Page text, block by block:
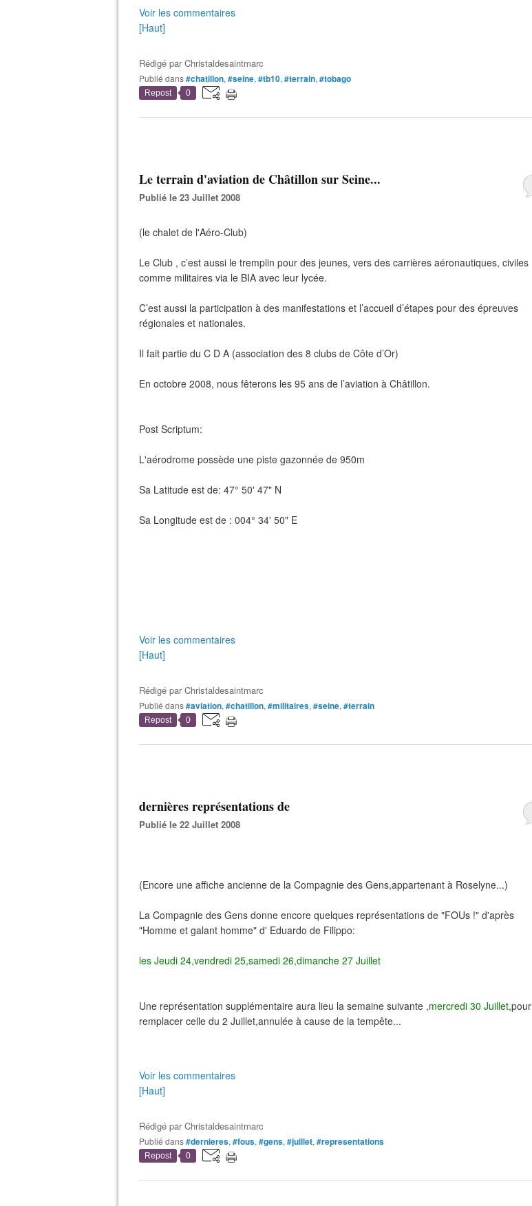
Voir les commentaires
[Haut]
Rédigé parChristaldesaintmarc
Publié dans#chatillon, #seine, #tb10, #terrain, #tobago
Repost 0
Le terrain d'aviation de Châtillon sur Seine...
Publié le 23 Juillet 2008
(le chalet de l'Aéro-Club)
Le Club , c’est aussi le tremplin pour des jeunes, vers des carrières aéronautiques, civiles
comme militaires via le BIA avec leur lycée.
C’est aussi la participation à des manifestations et l’accueil d’étapes pour des épreuves
régionales et nationales.
Il fait partie du C D A (association des 8 clubs de Côte d’Or)
En octobre 2008, nous fêterons les 95 ans de l’aviation à Châtillon.
Post Scriptum:
L'aérodrome possède une piste gazonnée de 950m
Sa Latitude est de: 47° 50' 47" N
Sa Longitude est de : 004° 34' 50" E
Voir les commentaires
[Haut]
Rédigé parChristaldesaintmarc
Publié dans#aviation, #chatillon, #militaires, #seine, #terrain
Repost 0
dernières représentations de
Publié le 22 Juillet 2008
(Encore une affiche ancienne de la Compagnie des Gens,appartenant à Roselyne...)
La Compagnie des Gens donne encore quelques représentations de "FOUs !" d'après
"Homme et galant homme" d' Eduardo de Filippo:
les Jeudi 24,vendredi 25,samedi 26,dimanche 27 Juillet
Une représentation supplémentaire aura lieu la semaine suivante ,mercredi 30 Juillet,pour
remplacer celle du 2 Juillet,annulée à cause de la tempête...
Voir les commentaires
[Haut]
Rédigé parChristaldesaintmarc
Publié dans#dernieres, #fous, #gens, #juillet, #representations
Repost 0